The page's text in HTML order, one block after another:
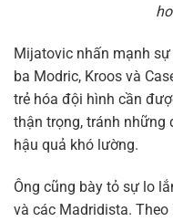
Mijatovic nhấn mạnh
ba Modric, Kroos và
trẻ hóa đội hình cần
thận trọng, tránh những
hậu quả khó lường.
Ông cũng bày tỏ sự lo
và các Madridista.